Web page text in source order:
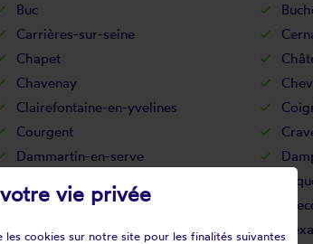
Buc
Carrières-sur-seine
Chapet
Chavenay
Clairefontaine-en-yvelines
Courgent
Dammartin-en-serve
Épône
Flacourt
vie privée
cookies sur notre site pour les finalités suivantes